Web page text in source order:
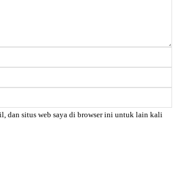
dan situs web saya di browser ini untuk lain kali